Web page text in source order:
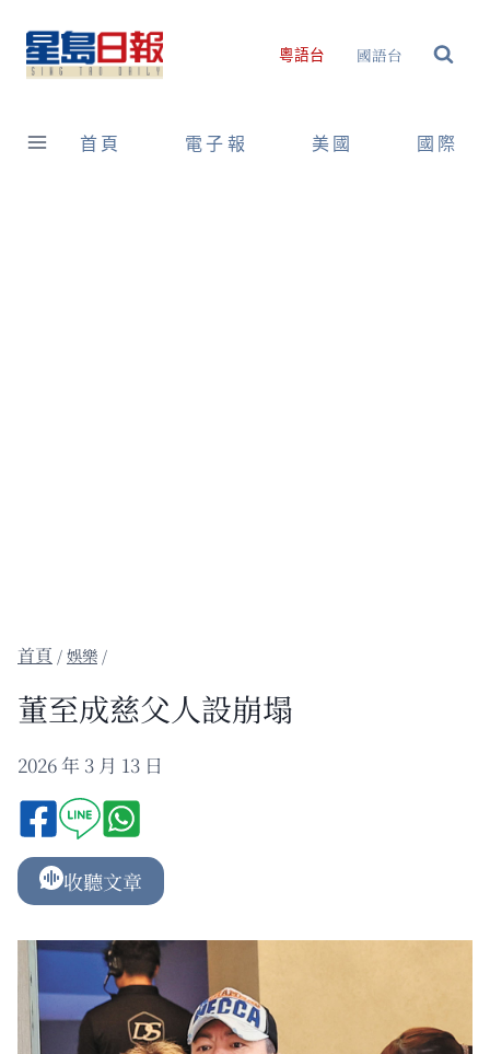
content
粵語台 國語台
首頁 電子報 美國 國際
/娛樂 /
董至成慈父人設崩塌
2026 年 3 月 13 日
收聽文章